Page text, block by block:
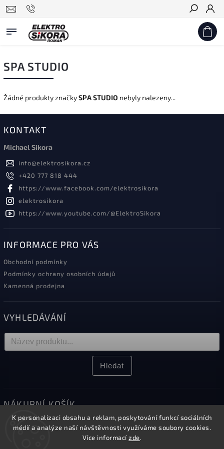
K personalizaci obsahu a reklam, poskytování funkcí sociálních
médií a analýze naší návštěvnosti využíváme soubory cookies.
Více informacízde.
Hledat
SPA STUDIO
Žádné produkty značkySPA STUDIO nebyly nalezeny...
KONTAKT
Michael Sikora
info@elektrosikora.cz
+420 777 818 444
https://www.facebook.com/elektrosikora
elektrosikora
https://www.youtube.com/@ElektroSikora
INFORMACE PRO VÁS
Obchodní podmínky
Podmínky ochrany osobních údajů
Kamenná prodejna
VYHLEDÁVÁNÍ
Hledat
NÁKUPNÍ KOŠÍK
0ks /0 Kč